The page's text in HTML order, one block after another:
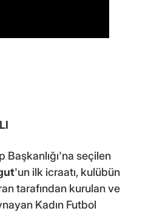
Başkanlığı'na seçilen
'un ilk icraatı, kulübün
tarafından kurulan ve
Kadın Futbol